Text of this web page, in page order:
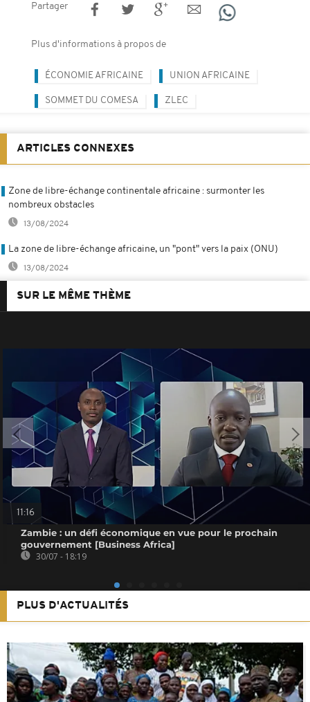
Partager
Plus d'informations à propos de
ÉCONOMIE AFRICAINE UNION AFRICAINE
SOMMET DU COMESA ZLEC
ARTICLES CONNEXES
Zone de libre-échange continentale africaine : surmonter les
nombreux obstacles
13/08/2024
La zone de libre-échange africaine, un "pont" vers la paix (ONU)
13/08/2024
SUR LE MÊME THÈME
11:16
Zambie : un défi économique en vue pour le prochain
gouvernement [Business Africa]
30/07 - 18:19
PLUS D'ACTUALITÉS